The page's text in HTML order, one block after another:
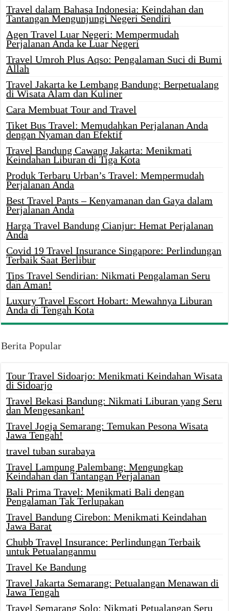
Travel dalam Bahasa Indonesia: Keindahan dan
Tantangan Mengunjungi Negeri Sendiri
Agen Travel Luar Negeri: Mempermudah
Perjalanan Anda ke Luar Negeri
Travel Umroh Plus Aqso: Pengalaman Suci di Bumi
Allah
Travel Jakarta ke Lembang Bandung: Berpetualang
di Wisata Alam dan Kuliner
Cara Membuat Tour and Travel
Tiket Bus Travel: Memudahkan Perjalanan Anda
dengan Nyaman dan Efektif
Travel Bandung Cawang Jakarta: Menikmati
Keindahan Liburan di Tiga Kota
Produk Terbaru Urban’s Travel: Mempermudah
Perjalanan Anda
Best Travel Pants – Kenyamanan dan Gaya dalam
Perjalanan Anda
Harga Travel Bandung Cianjur: Hemat Perjalanan
Anda
Covid 19 Travel Insurance Singapore: Perlindungan
Terbaik Saat Berlibur
Tips Travel Sendirian: Nikmati Pengalaman Seru
dan Aman!
Luxury Travel Escort Hobart: Mewahnya Liburan
Anda di Tengah Kota
Berita Popular
Tour Travel Sidoarjo: Menikmati Keindahan Wisata
di Sidoarjo
Travel Bekasi Bandung: Nikmati Liburan yang Seru
dan Mengesankan!
Travel Jogja Semarang: Temukan Pesona Wisata
Jawa Tengah!
travel tuban surabaya
Travel Lampung Palembang: Mengungkap
Keindahan dan Tantangan Perjalanan
Bali Prima Travel: Menikmati Bali dengan
Pengalaman Tak Terlupakan
Travel Bandung Cirebon: Menikmati Keindahan
Jawa Barat
Chubb Travel Insurance: Perlindungan Terbaik
untuk Petualanganmu
Travel Ke Bandung
Travel Jakarta Semarang: Petualangan Menawan di
Jawa Tengah
Travel Semarang Solo: Nikmati Petualangan Seru